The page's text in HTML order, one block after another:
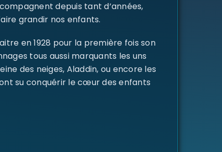
depuis tant d’années,
grandir nos enfants.
en 1928 pour la première fois son
tous aussi marquants les uns
des neiges, Aladdin, ou encore les
su conquérir le cœur des enfants